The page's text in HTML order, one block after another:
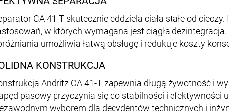
CA 41-T skutecznie oddziela ciała stałe od cieczy.
w których wymagana jest ciągła
umożliwia łatwą obsługę i redukuje koszty
KONSTRUKCJA
Andritz CA 41-T zapewnia długą żywotność i
pasowy przyczynia się do stabilności i efektywności
wyborem dla decydentów technicznych i